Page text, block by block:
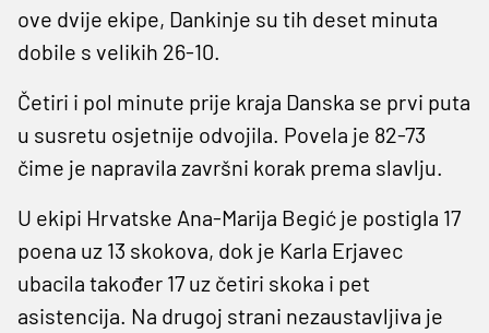
ove dvije ekipe, Dankinje su tih deset minuta
dobile s velikih 26-10.
Četiri i pol minute prije kraja Danska se prvi puta
u susretu osjetnije odvojila. Povela je 82-73
čime je napravila završni korak prema slavlju.
U ekipi Hrvatske Ana-Marija Begić je postigla 17
poena uz 13 skokova, dok je Karla Erjavec
ubacila također 17 uz četiri skoka i pet
asistencija. Na drugoj strani nezaustavljiva je